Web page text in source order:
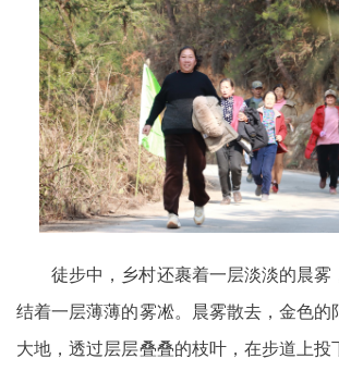
徒步中，乡村还裹着一层淡淡的晨雾
结着一层薄薄的雾凇。晨雾散去，金色的
大地，透过层层叠叠的枝叶，在步道上